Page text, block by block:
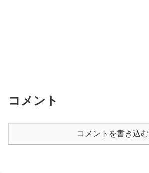
コメント
コメントを書き込む